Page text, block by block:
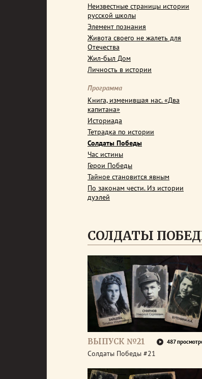
Неизвестные страницы истории
русской школы
Элемент познания
Живота своего не жалеть для
Отечества
Жил-был Дом
Личность в истории
Программа
Книга, изменившая нас. «Два
капитана»
Историада
Тетрадка по истории
Солдаты Победы
Час истины
Герои Победы
Тайное становится явным
По законам чести. Из истории
дуэлей
СОЛДАТЫ
ВЫПУСК №21 487
Солдаты Победы #21